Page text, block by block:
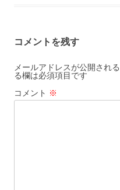
コメントを残す
メールアドレスが公開され
る欄は必須項目です
コメント ※